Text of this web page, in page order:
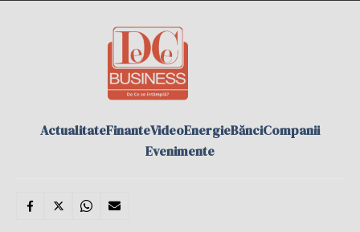
ActualitateFinanteVideoEnergieBănciCompanii
Evenimente